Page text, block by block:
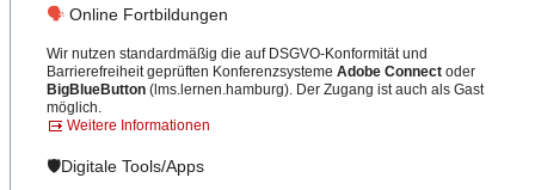
🗣 Online Fortbildungen
Wir nutzen standardmäßig die auf DSGVO-Konformität und
Barrierefreiheit geprüften Konferenzsysteme Adobe Connect oder
BigBlueButton (lms.lernen.hamburg). Der Zugang ist auch als Gast
möglich.
Weitere Informationen
🛡️Digitale Tools/Apps